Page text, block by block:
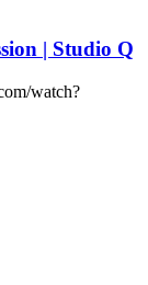
| Studio Q
watch?